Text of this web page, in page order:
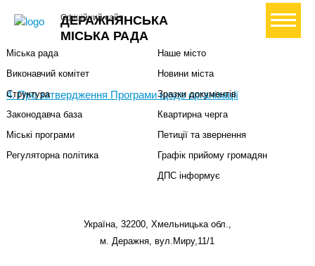
ДЕРАЖНЯНСЬКА
МІСЬКА РАДА
Офіційний сайт+ Створити петицію
4. Про затвердження Програми щодо організації
Міський голова
Міська рада
Виконавчий комітет
Структура
Законодавча база
Міські програми
Регуляторна політика
Наше місто
Новини міста
Зразки документів
Квартирна черга
Петиції та звернення
Графік прийому громадян
ДПС інформує
Україна, 32200, Хмельницька обл.,
м. Деражня, вул.Миру,11/1